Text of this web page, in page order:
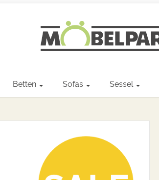
Betten Sofas Sessel